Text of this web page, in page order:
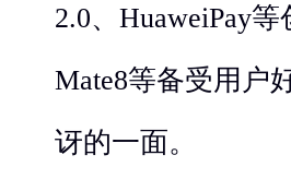
2.0、HuaweiPay
Mate8等备受用户
讶的一面。